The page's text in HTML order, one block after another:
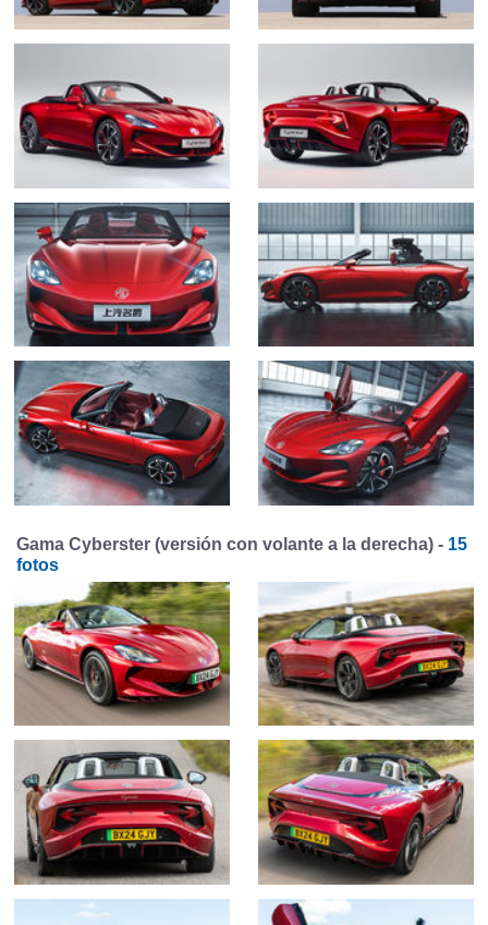
Gama Cyberster (versión con volante a la derecha) - 15
fotos